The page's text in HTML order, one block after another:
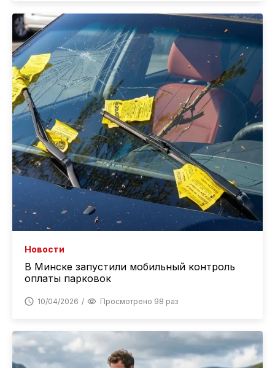
Новости
В Минске запустили мобильный контроль
оплаты парковок
10/04/2026 Просмотрено 98 раз